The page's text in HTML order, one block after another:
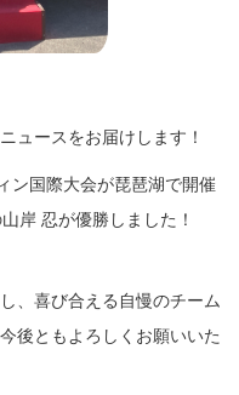
ュースをお届けします！
ン国際大会が琵琶湖で開催
岸 忍が優勝しました！
、喜び合える自慢のチーム
後ともよろしくお願いいた